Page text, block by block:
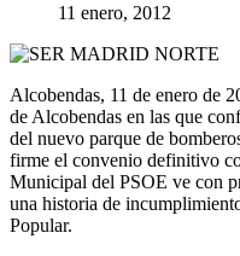
11 enero, 2012
Alcobendas, 11 de enero de
de Alcobendas en las que
del nuevo parque de
firme el convenio definitivo
Municipal del PSOE ve con
una historia de
Popular.